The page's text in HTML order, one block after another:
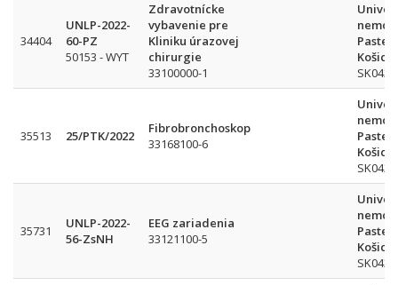
34404
UNLP-2022-
60-PZ
50153 - WYT
Zdravotnícke
vybavenie pre
Kliniku úrazovej
chirurgie
33100000-1
Košice
SK042
35513 25/PTK/2022
Fibrobronchoskop
33168100-6
Košice
SK042
35731
UNLP-2022-
56-ZsNH
EEG zariadenia
33121100-5
Košice
SK042